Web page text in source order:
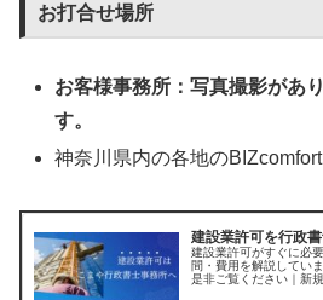
お打合せ場所
お客様事務所：写真撮影があ
す。
神奈川県内の各地の
建設業許可を行政
建設業許可がすぐに必
間・費用を解説してい
是非ご覧ください｜新